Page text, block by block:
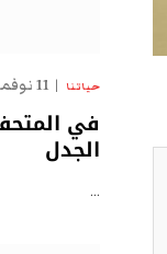
حياتنا 11 نوفمبر، 2025
في
الجدل
…